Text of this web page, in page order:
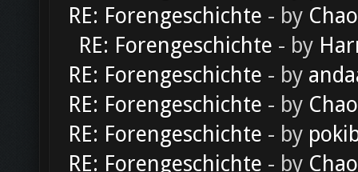
RE: Forengeschichte - by
RE: Forengeschichte - by
RE: Forengeschichte - by
RE: Forengeschichte - by
RE: Forengeschichte - by
RE: Forengeschichte - by